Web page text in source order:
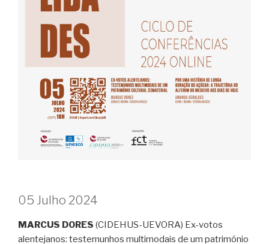
05 Julho 2024
MARCUS DORES (CIDEHUS-UEVORA) Ex-votos
alentejanos: testemunhos multimodais de um património